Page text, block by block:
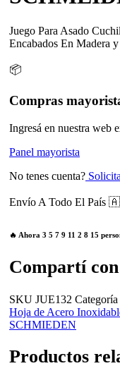
Juego Para Asado
Encabados En Madera
📦
Compras
Ingresá en nuestra web
Panel mayorista
No tenes cuenta?
Envío A Todo El País
🔥 Ahora 3 5 7 9 11 2 8 15
Compartí
SKU JUE132 Categoría
Hoja de Acero
SCHMIEDEN
Productos